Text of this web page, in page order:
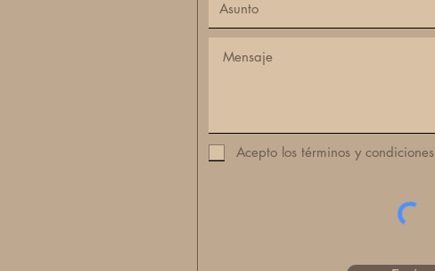
Acepto los términos y condiciones